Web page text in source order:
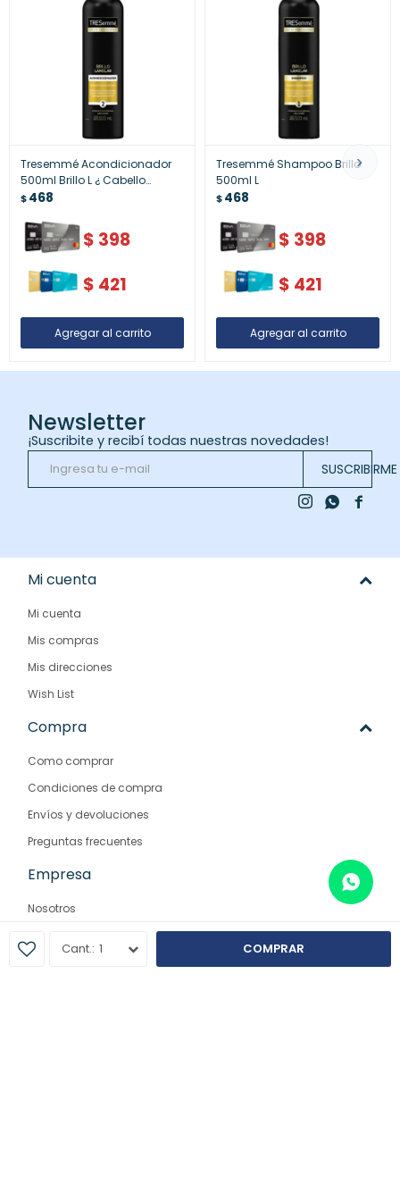
1 COMPRAR
Tresemmé Acondicionador
500ml Brillo L ¿ Cabello
Luminoso
$468
$ 398
$ 421
Tresemmé Shampoo Brillo
500ml L
$468
$ 398
$ 421
Newsletter
¡Suscribite y recibí todas nuestras novedades!
SUSCRIBIRME

 
Mi cuenta
Mi cuenta
Mis compras
Mis direcciones
Wish List
Compra
Como comprar
Condiciones de compra
Envíos y devoluciones
Preguntas frecuentes
Empresa
Nosotros